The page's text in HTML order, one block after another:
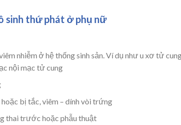
sinh thứ phát ở phụ nữ
nhiễm ở hệ thống sinh sản. Ví dụ như u xơ tử
nội mạc tử cung
bị tắc, viêm – dính vòi trứng
thai trước hoặc phẫu thuật